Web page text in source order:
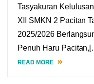
Tasyakuran
XII SMKN 2 Pacitan
2025/2026
Penuh Haru
READ MORE